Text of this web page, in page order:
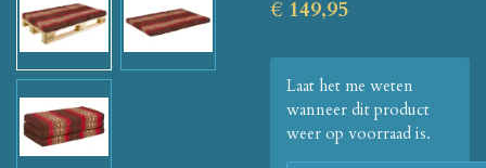
€ 149,95
Laat het me weten
wanneer dit product
weer op voorraad is.